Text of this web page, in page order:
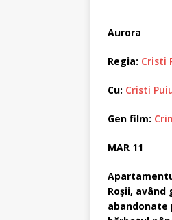
Aurora
Regia: Cristi
Cu: Cristi
Gen film:
MAR 11
Roşii,
abandonate